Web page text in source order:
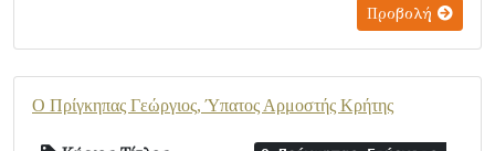
Προβολή
Ο Πρίγκηπας Γεώργιος, Ύπατος Αρμοστής Κρήτης